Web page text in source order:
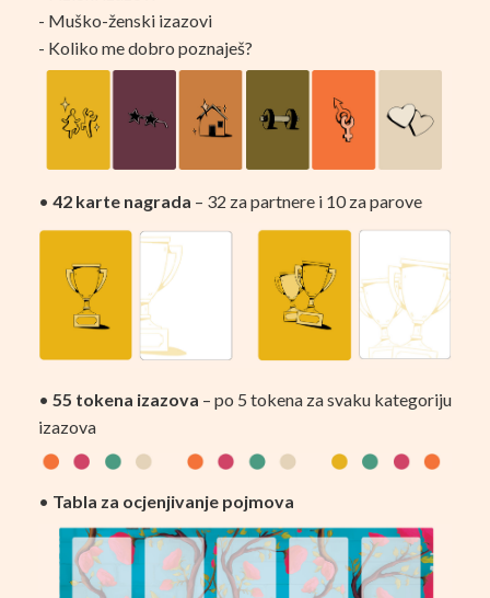
- Muško-ženski izazovi
- Koliko me dobro poznaješ?
• 42 karte nagrada – 32 za partnere i 10 za parove
• 55 tokena izazova – po 5 tokena za svaku kategoriju
izazova
• Tabla za ocjenjivanje pojmova